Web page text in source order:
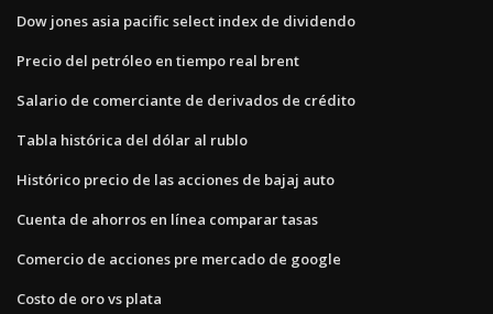
Dow jones asia pacific select index de dividendo
Precio del petróleo en tiempo real brent
Salario de comerciante de derivados de crédito
Tabla histórica del dólar al rublo
Histórico precio de las acciones de bajaj auto
Cuenta de ahorros en línea comparar tasas
Comercio de acciones pre mercado de google
Costo de oro vs plata